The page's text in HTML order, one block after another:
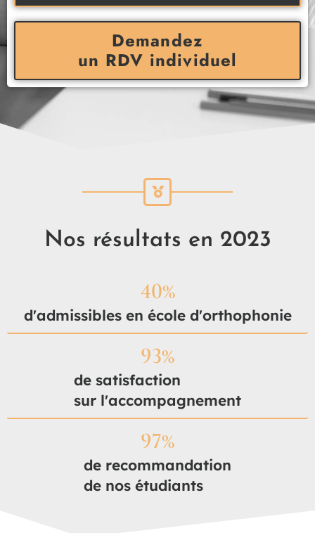
Demandez
un RDV individuel
Nos résultats en 2023
d'admissibles en école d'orthophonie
40%
de satisfaction
sur l'accompagnement
93%
de recommandation
de nos étudiants
97%